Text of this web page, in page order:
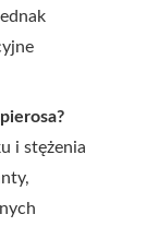
i stężenia